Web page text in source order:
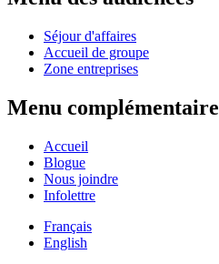
Séjour d'affaires
Accueil de groupe
Zone entreprises
Menu complémentaire
Accueil
Blogue
Nous joindre
Infolettre
Français
English